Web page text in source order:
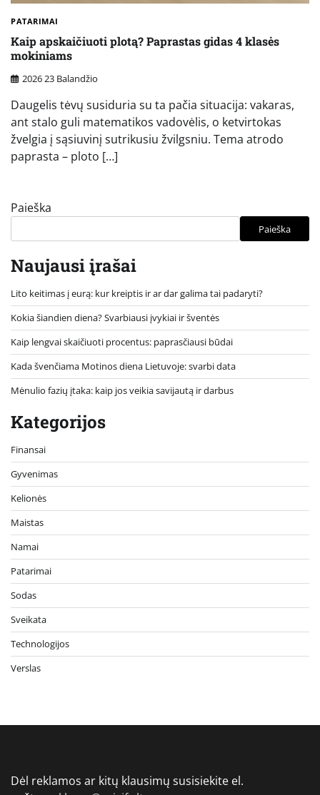
PATARIMAI
Kaip apskaičiuoti plotą? Paprastas gidas 4 klasės
mokiniams
2026 23 Balandžio
Daugelis tėvų susiduria su ta pačia situacija: vakaras,
ant stalo guli matematikos vadovėlis, o ketvirtokas
žvelgia į sąsiuvinį sutrikusiu žvilgsniu. Tema atrodo
paprasta – ploto […]
Paieška
Paieška
Naujausi įrašai
Lito keitimas į eurą: kur kreiptis ir ar dar galima tai padaryti?
Kokia šiandien diena? Svarbiausi įvykiai ir šventės
Kaip lengvai skaičiuoti procentus: paprasčiausi būdai
Kada švenčiama Motinos diena Lietuvoje: svarbi data
Mėnulio fazių įtaka: kaip jos veikia savijautą ir darbus
Kategorijos
Finansai
Gyvenimas
Kelionės
Maistas
Namai
Patarimai
Sodas
Sveikata
Technologijos
Verslas
Dėl reklamos ar kitų klausimų susisiekite el.